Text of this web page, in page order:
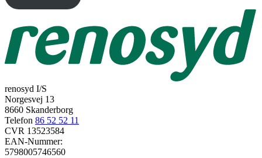
renosyd I/S
Norgesvej 13
8660 Skanderborg
Telefon 86 52 52 11
CVR 13523584
EAN-Nummer:
5798005746560